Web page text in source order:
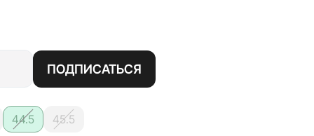
ПОДПИСАТЬСЯ
44.5
45.5